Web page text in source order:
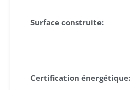
Surface construite:
Certification énergétique: